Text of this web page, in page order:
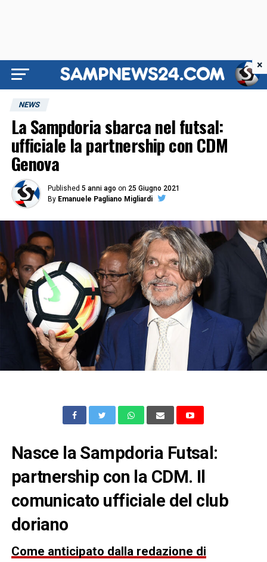
NEWS
La Sampdoria sbarca nel futsal:
ufficiale la partnership con CDM
Genova
Published 5 anni ago on 25 Giugno 2021
By Emanuele Pagliano Migliardi
Nasce la Sampdoria Futsal:
partnership con la CDM. Il
comunicato ufficiale del club
doriano
Come anticipato dalla redazione di
×